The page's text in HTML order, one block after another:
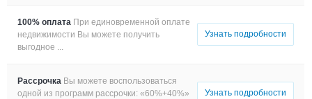
100% оплата При единовременной оплате
недвижимости Вы можете получить
выгодное ...
Узнать подробности
Рассрочка Вы можете воспользоваться
одной из программ рассрочки: «60%+40%»
Узнать подробности